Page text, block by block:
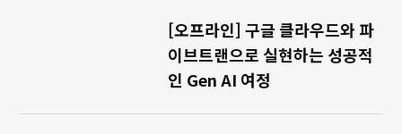
[오프라인] 구글 클라우드와 파
이브트랜으로 실현하는 성공적
인 Gen AI 여정